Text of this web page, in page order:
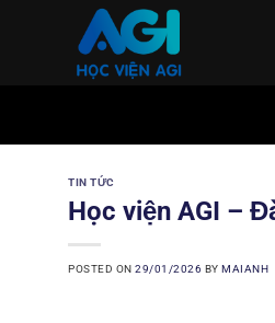
TIN TỨC
Học viện AGI –
POSTED ON29/01/2026 BYMAIANH